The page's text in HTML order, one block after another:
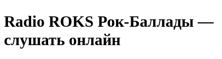
Radio ROKS Рок-Баллады —
слушать онлайн